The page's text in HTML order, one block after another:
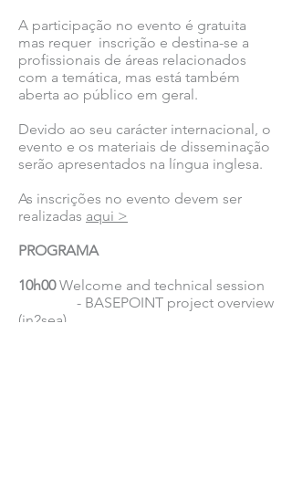
A participação no evento é gratuita
mas requer inscrição e destina-se a
profissionais de áreas relacionados
com a temática, mas está também
aberta ao público em geral.
Devido ao seu carácter internacional, o
evento e os materiais de disseminação
serão apresentados na língua inglesa.
As inscrições no evento devem ser
realizadas aqui >
PROGRAMA
10h00Welcome and technical session
- BASEPOINT project overview
(in2sea)